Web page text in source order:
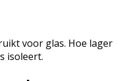
voor glas. Hoe lager
isoleert.